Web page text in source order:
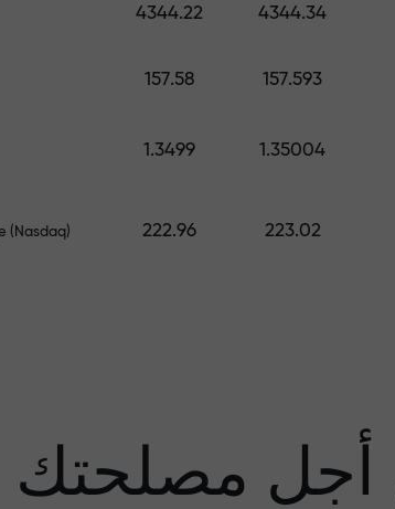
إيداعك بألف
$333 — اختر هدية تصل قيمتها إلى $1,500
نحن
4344.22 4344.34
157.58 157.593
1.3499 1.35004
(Nasdaq)
222.96 223.02
مصلحتك